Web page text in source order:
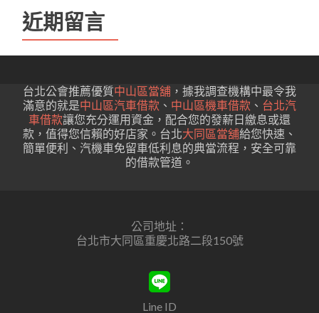
近期留言
台北公會推薦優質中山區當舖 ，據我調查機構中最令我
滿意的就是中山區汽車借款 、 中山區機車借款 、 台北汽
車借款讓您充分運用資金，配合您的發薪日繳息或還
款，值得您信賴的好店家。台北大同區當舖給您快速、
簡單便利、汽機車免留車低利息的典當流程，安全可靠
的借款管道。
公司地址：
台北市大同區重慶北路二段150號
Line ID